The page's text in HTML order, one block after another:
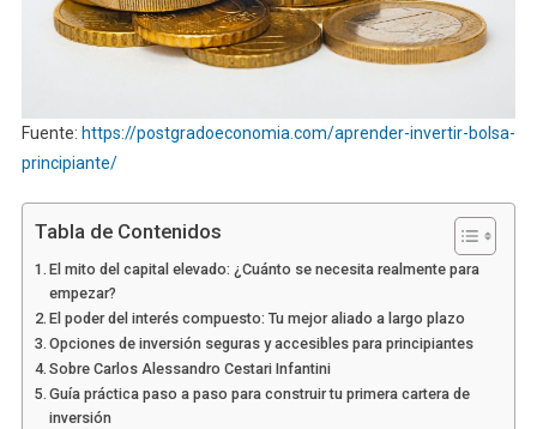
Fuente: https://postgradoeconomia.com/aprender-invertir-bolsa-
principiante/
Tabla de Contenidos
El mito del capital elevado: ¿Cuánto se necesita realmente para
empezar?
El poder del interés compuesto: Tu mejor aliado a largo plazo
Opciones de inversión seguras y accesibles para principiantes
Sobre Carlos Alessandro Cestari Infantini
Guía práctica paso a paso para construir tu primera cartera de
inversión